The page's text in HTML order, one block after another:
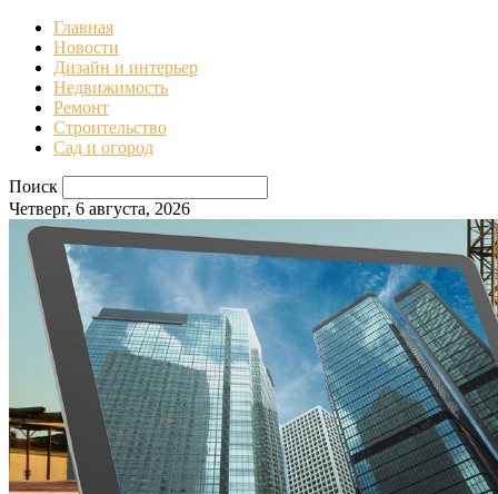
Главная
Новости
Дизайн и интерьер
Недвижимость
Ремонт
Строительство
Сад и огород
Поиск
Четверг, 6 августа, 2026